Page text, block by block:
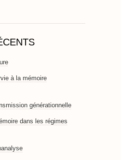
à la mémoire
générationnelle
dans les régimes